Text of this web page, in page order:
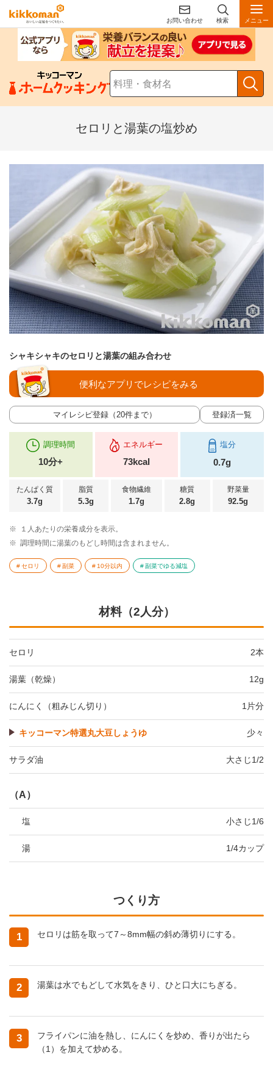
お問い合わせ 検索 メニュー
セロリと湯葉の塩炒め
シャキシャキのセロリと湯葉の組み合わせ
マイレシピ登録（20件まで） 登録済一覧
便利なアプリでレシピをみる
調理時間
10分+
エネルギー
73kcal
塩分
0.7g
たんぱく質
3.7g
脂質
5.3g
食物繊維
1.7g
糖質
2.8g
野菜量
92.5g
※
１人あたりの栄養成分を表示。
※ 調理時間に湯葉のもどし時間は含まれません。
セロリ 副菜 10分以内 副菜でゆる減塩
材料（2人分）
セロリ 2本
湯葉（乾燥） 12g
にんにく（粗みじん切り） 1片分
キッコーマン特選丸大豆しょうゆ 少々
サラダ油 大さじ1/2
（A）
塩 小さじ1/6
湯 1/4カップ
つくり方
1 セロリは筋を取って7～8mm幅の斜め薄切りにする。
2 湯葉は水でもどして水気をきり、ひと口大にちぎる。
3
フライパンに油を熱し、にんにくを炒め、香りが出たら
（1）を加えて炒める。